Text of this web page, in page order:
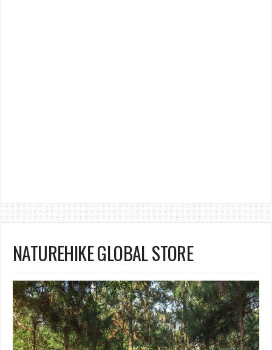
NATUREHIKE GLOBAL STORE